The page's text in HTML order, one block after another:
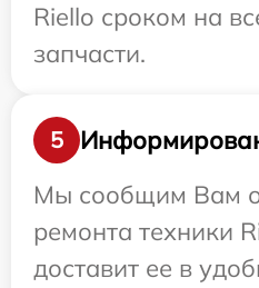
Riello сроком на
запчасти.
5
Мы сообщим Вам
ремонта техники
доставит ее в